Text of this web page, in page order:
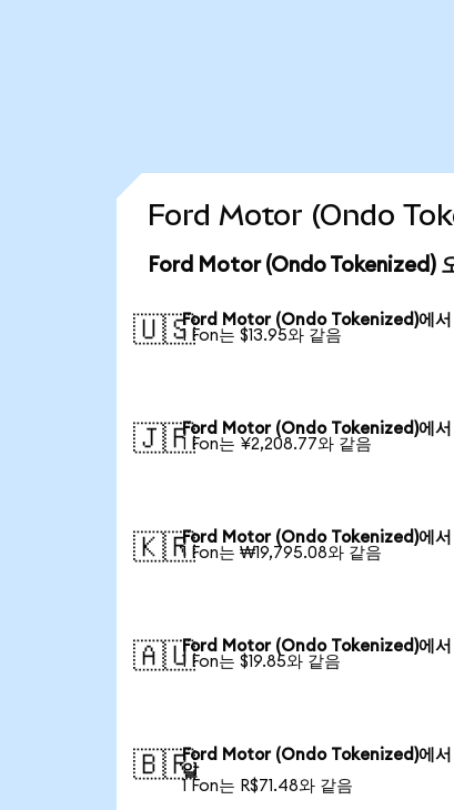
Ford Motor (Ondo
Ford Motor (Ondo Tokenized)
🇺🇸Ford Motor (Ondo Tokenized)에서
1 Fon는 $13.95와 같음
🇯🇵Ford Motor (Ondo Tokenized)에서
1 Fon는 ¥2,208.77와 같음
🇰🇷Ford Motor (Ondo Tokenized)에서
1 Fon는 ₩19,795.08와 같음
🇦🇺Ford Motor (Ondo Tokenized)에서
1 Fon는 $19.85와 같음
🇧🇷Ford Motor (Ondo Tokenized)에서
알
1 Fon는 R$71.48와 같음